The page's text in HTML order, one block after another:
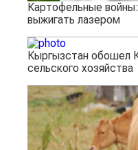
Картофельные
выжигать лазером
Кыргызстан обошел
сельского хозяйства